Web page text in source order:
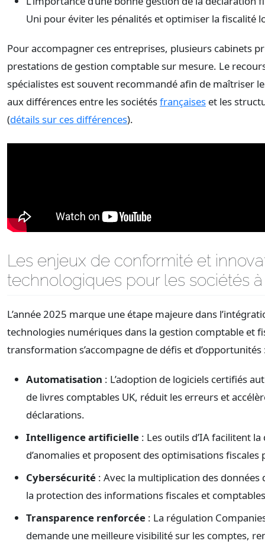
Uni pour éviter les pénalités et optimiser la fiscalité
Pour accompagner ces entreprises, plusieurs cabinets
prestations de gestion comptable sur mesure. Le
spécialistes est souvent recommandé afin de maîtriser
aux différences entre les sociétésfrançaises et les
(détails sur ces différences).
Les enjeux de conformité et
technologiques pour les sociétés
L’année 2025 marque une étape majeure dans
technologies numériques dans la gestion comptable et
transformation s’accompagne de défis et d’opportunités
Automatisation : L’adoption de logiciels certifiés
de livres comptables UK, réduit les erreurs et
déclarations.
Intelligence artificielle : Les outils d’IA facilitent
d’anomalies et proposent des optimisations fiscales
Cybersécurité : Avec la multiplication des données
la protection des informations fiscales et
Transparence renforcée : La régulation
demande une meilleure visibilité sur les comptes,